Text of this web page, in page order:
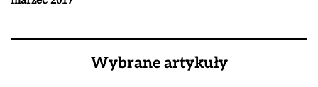
Wybrane artykuły